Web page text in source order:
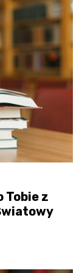
Tobie z